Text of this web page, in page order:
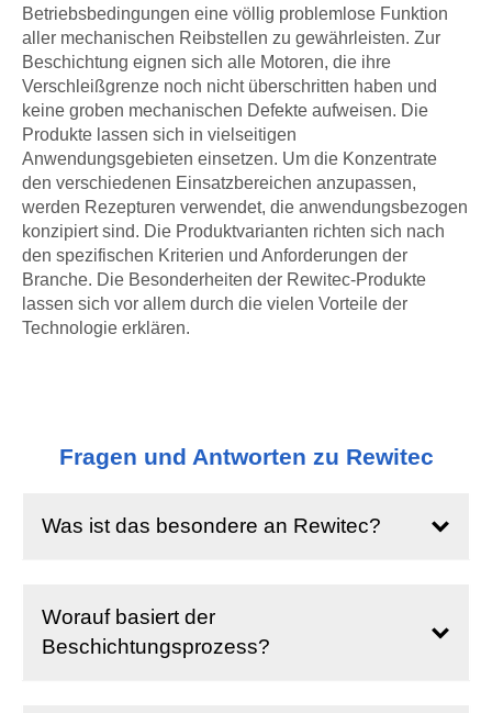
Betriebsbedingungen eine völlig problemlose Funktion
aller mechanischen Reibstellen zu gewährleisten. Zur
Beschichtung eignen sich alle Motoren, die ihre
Verschleißgrenze noch nicht überschritten haben und
keine groben mechanischen Defekte aufweisen. Die
Produkte lassen sich in vielseitigen
Anwendungsgebieten einsetzen. Um die Konzentrate
den verschiedenen Einsatzbereichen anzupassen,
werden Rezepturen verwendet, die anwendungsbezogen
konzipiert sind. Die Produktvarianten richten sich nach
den spezifischen Kriterien und Anforderungen der
Branche. Die Besonderheiten der Rewitec-Produkte
lassen sich vor allem durch die vielen Vorteile der
Technologie erklären.
Fragen und Antworten zu Rewitec
Was ist das besondere an Rewitec?
Worauf basiert der
Beschichtungsprozess?